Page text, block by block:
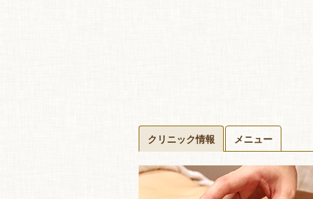
クリニック情報 メニュー